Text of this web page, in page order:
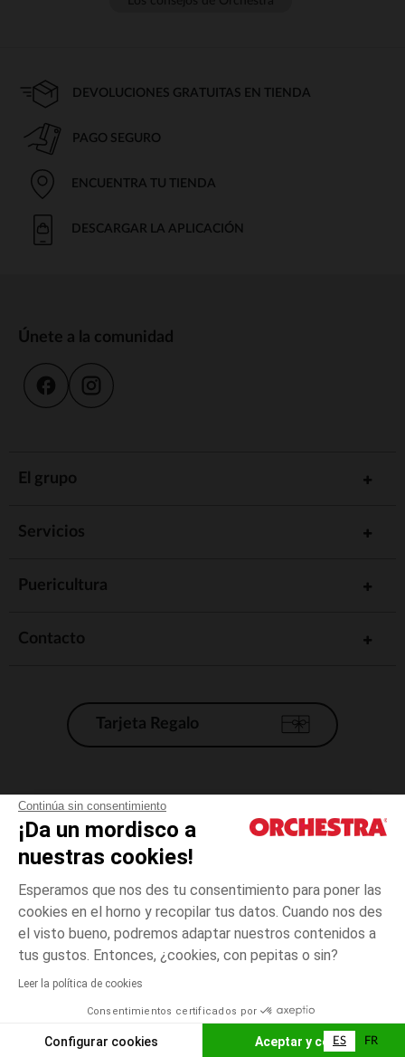
Continúa sin consentimiento
¡Da un mordisco a
nuestras cookies!
Esperamos que nos des tu consentimiento para poner las
cookies en el horno y recopilar tus datos. Cuando nos des
el visto bueno, podremos adaptar nuestros contenidos a
tus gustos. Entonces, ¿cookies, con pepitas o sin?
Leer la política de cookies
Consentimientos certificados por
Configurar cookies Aceptar y cerrar
Negro
talla
unica
El pago medidante
AÑADIR A LA CESTA
DEVOLUCIONES GRATUITAS EN TIENDA
PAGO SEGURO
ENCUENTRA TU TIENDA
DESCARGAR LA APLICACIÓN
Únete a la comunidad
El grupo
Servicios
Puericultura
Contacto
Tarjeta Regalo
Condiciones generales de venta
Aviso Legal
*Condiciones de las ofertas actuales
Gestión de las cookies
Accesibilidad: no conforme
Orchestra adhiere al código de ética de la Federación Francesa de comercio
electrónico y venta a distancia (FEVAD) y al sistema de mediación de
ES FR